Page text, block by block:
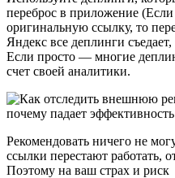
переброс в приложение
оригинальную ссылку, то
Яндекс все деплинги
Если просто — многие
счет своей аналитики.
Рекомендовать ничего не
ссылки перестают работать,
Поэтому на ваш страх и риск